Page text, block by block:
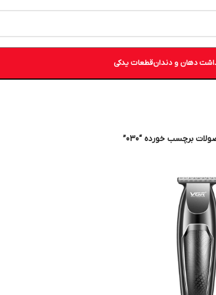
دهان و دندانقطعات یدکی
برچسب خورده “030”